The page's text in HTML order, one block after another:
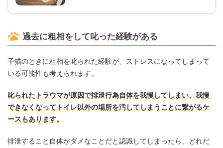
過去に粗相をして叱った経験がある
子猫のときに粗相を叱られた経験が、ストレスになってしまって
いる可能性も考えられます。
叱られたトラウマが原因で排泄行為自体を我慢してしまい、我慢
できなくなってトイレ以外の場所を汚してしまうことに繋がるケ
ースもあります。
排泄すること自体がダメなことだと認識してしまったら、どれだ